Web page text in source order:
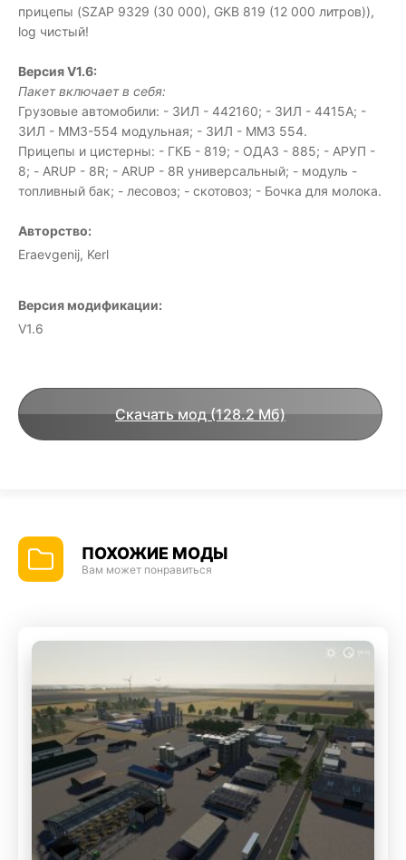
прицепы (SZAP 9329 (30 000), GKB 819 (12 000 литров)),
log чистый!
Версия V1.6:
Пакет включает в себя:
Грузовые автомобили: - ЗИЛ - 442160; - ЗИЛ - 4415А; -
ЗИЛ - ММЗ-554 модульная; - ЗИЛ - ММЗ 554.
Прицепы и цистерны: - ГКБ - 819; - ОДАЗ - 885; - АРУП -
8; - ARUP - 8R; - ARUP - 8R универсальный; - модуль -
топливный бак; - лесовоз; - скотовоз; - Бочка для молока.
Авторство:
Eraevgenij, Kerl
Версия модификации:
V1.6
Скачать мод (128.2 Мб)
ПОХОЖИЕ МОДЫ
Вам может понравиться